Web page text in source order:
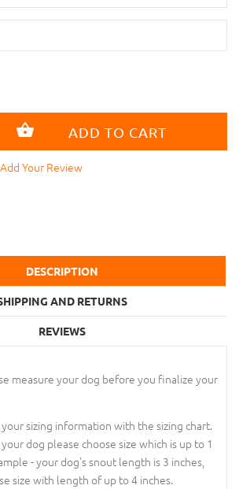
Add Your Review
DESCRIPTION
AND RETURNS
REVIEWS
measure your dog before you finalize your
sizing information with the sizing chart.
dog please choose size which is up to 1
- your dog's snout length is 3 inches,
size with length of up to 4 inches.